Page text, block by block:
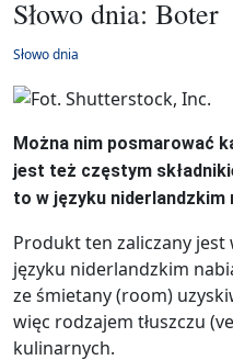
Słowo dnia: Boter
Słowo dnia
Można nim posmarować
jest też częstym
to w języku niderlandzkim
Produkt ten zaliczany jest
języku niderlandzkim
ze śmietany (room)
więc rodzajem tłuszczu
kulinarnych.